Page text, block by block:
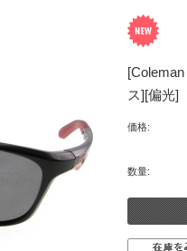
ス][偏光]
価格:
数量: